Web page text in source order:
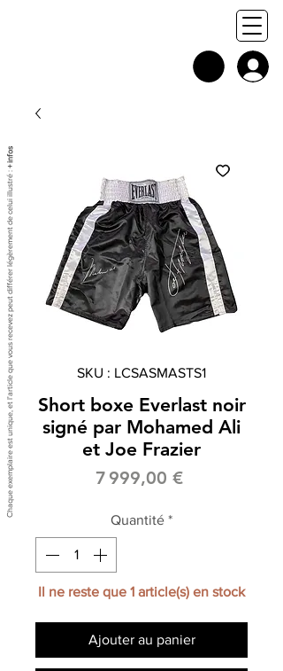
SKU : LCSASMASTS1
Short boxe Everlast noir
signé par Mohamed Ali
et Joe Frazier
7 999,00 €Prix
Quantité *
Il ne reste que 1 article(s) en stock
Ajouter au panier
Chaque exemplaire est unique, et l'article que vous recevez peut différer légèrement de celui illustré :
+ infos